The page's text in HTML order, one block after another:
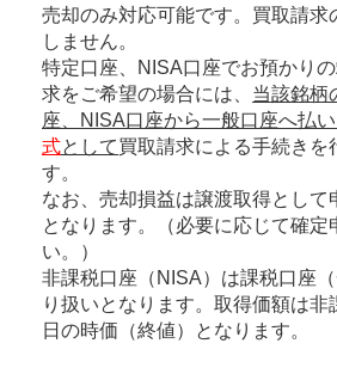
売却のみ対応可能です。買取請求
しません。
特定口座、NISA口座でお預かり
求をご希望の場合には、 当該銘柄
座、NISA口座から一般口座へ払い
式として買取請求による手続きを
す。
なお、売却損益は譲渡取得として
となります。（必要に応じて確定
い。）
非課税口座（NISA）は課税口座
り扱いとなります。取得価額は非
日の時価（終値）となります。